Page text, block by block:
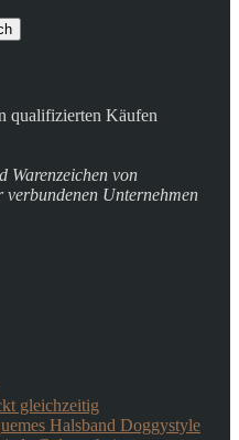
qualifizierten Käufen
Warenzeichen von
verbundenen Unternehmen
gleichzeitig
Halsband Doggystyle